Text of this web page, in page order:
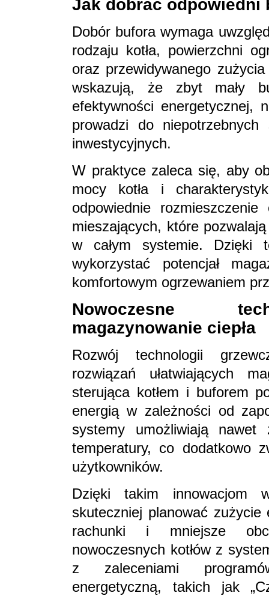
Jak dobrać odpowiedni
Dobór bufora wymaga
rodzaju kotła, powierzchni
oraz przewidywanego
wskazują, że zbyt mały
efektywności energetycznej,
prowadzi do
inwestycyjnych.
W praktyce zaleca się, aby
mocy kotła i
odpowiednie
mieszających, które
w całym systemie. Dzięki
wykorzystać potencjał
komfortowym ogrzewaniem
Nowoczesne
magazynowanie ciepła
Rozwój technologii
rozwiązań ułatwiających
sterująca kotłem i buforem
energią w zależności od
systemy umożliwiają nawet
temperatury, co dodatkowo
użytkowników.
Dzięki takim innowacjom
skuteczniej planować
rachunki i mniejsze
nowoczesnych kotłów z
z zaleceniami
energetyczną, takich jak